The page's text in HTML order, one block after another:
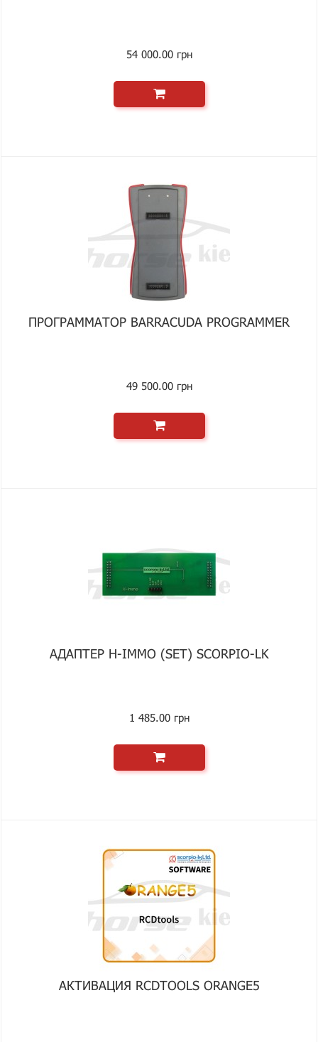
54 000.00 грн
ПРОГРАММАТОР BARRACUDA PROGRAMMER
49 500.00 грн
АДАПТЕР H-IMMO (SET) SCORPIO-LK
1 485.00 грн
АКТИВАЦИЯ RCDTOOLS ORANGE5